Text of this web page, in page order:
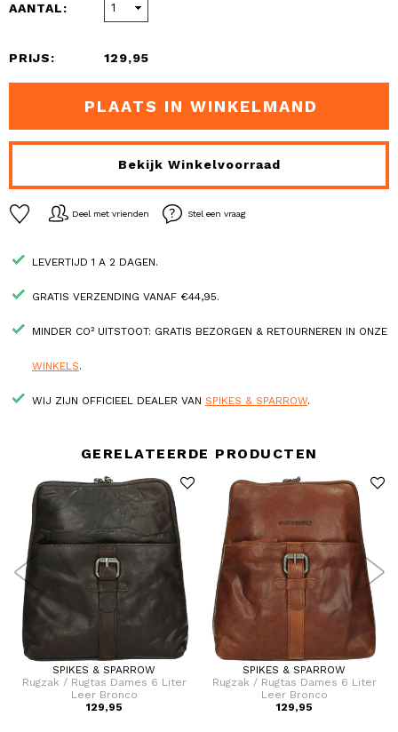
AANTAL:
PRIJS: 129,95
PLAATS IN WINKELMAND
Bekijk Winkelvoorraad
Deel met vrienden Stel een vraag
LEVERTIJD 1 A 2 DAGEN.
GRATIS VERZENDING VANAF €44,95.
MINDER CO² UITSTOOT: GRATIS BEZORGEN & RETOURNEREN IN ONZE
WINKELS.
WIJ ZIJN OFFICIEEL DEALER VAN SPIKES & SPARROW.
GERELATEERDE PRODUCTEN
SPIKES & SPARROW
Rugzak / Rugtas Dames 6 Liter
Leer Bronco
129,95
SPIKES & SPARROW
Rugzak / Rugtas Dames 6 Liter
Leer Bronco
129,95